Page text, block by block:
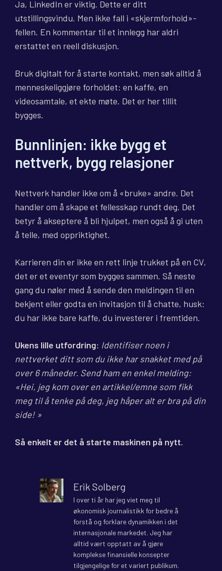
Ja, LinkedIn er viktig. Dette er ditt
utstillingsvindu. Men ikke fall i «skjermforhold»-
fellen. En kommentar til et innlegg har aldri
erstattet en reell diskusjon.
Bruk digitalt for å starte kontakt, men søk alltid å
menneskeliggjøre forholdet: en kaffe, en
videosamtale, et ekte møte. Det er her tillit
bygges.
Bunnlinjen: ikke bygg et
nettverk, bygg relasjoner
Nettverk handler ikke om å «bruke» andre. Det
handler om å skape et fellesskap rundt deg. Det
betyr å akseptere å bli hjulpet, men også å gi uten
å telle, med oppriktighet.
Karrieren din er ikke en rett linje trukket på en CV,
det er et eventyr som bygges sammen. Så neste
gang du nøler med å sende den meldingen til en
bekjent eller godta en invitasjon til å chatte, husk:
du har ikke bare kaffe, du investerer i fremtiden.
Ukens lille utfordring: Identifiser noen i
nettverket ditt som du ikke har snakket med på
over 6 måneder. Send ham en enkel melding:
«Hei, jeg kom over en artikkel/emne som fikk
meg til å tenke på deg, jeg håper alt er bra på din
side! »
Så enkelt er det å starte maskinen på nytt.
Erik Solberg
I over ti år har jeg viet meg til
økonomisk journalistikk for bedre å
forstå og forklare dynamikken i det
internasjonale markedet. Jeg har
alltid vært opptatt av å gjøre
komplekse finansielle konsepter
tilgjengelige for et variert publikum.